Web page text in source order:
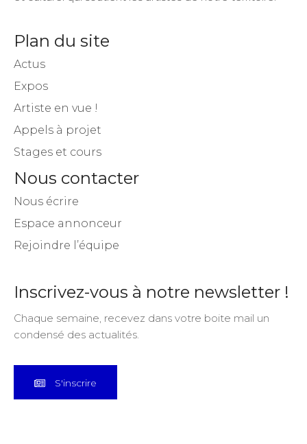
Plan du site
Actus
Expos
Artiste en vue !
Appels à projet
Stages et cours
Nous contacter
Nous écrire
Espace annonceur
Rejoindre l’équipe
Inscrivez-vous à notre newsletter !
Chaque semaine, recevez dans votre boite mail un
condensé des actualités.
S'inscrire